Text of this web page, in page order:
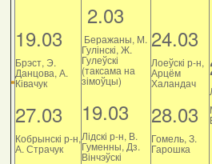
19.03
Брэст, Э.
Данцова, А.
Ківачук
27.03
Кобрынскі р-н,
А. Страчук
2.03
Беражаны, М.
Гулінскі, Ж.
Гулеўскі
(таксама на
зімоўцы)
19.03
Лідскі р-н, В.
Гуменны, Дз.
Вінчэўскі
24.03
Лоеўскі р-н,
Арцём
Халандач
28.03
Гомель, З.
Гарошка